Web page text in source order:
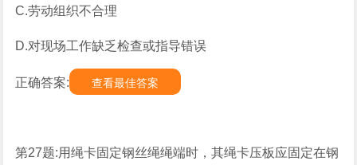
C.劳动组织不合理
D.对现场工作缺乏检查或指导错误
正确答案: 查看最佳答案
第27题:用绳卡固定钢丝绳绳端时，其绳卡压板应固定在钢